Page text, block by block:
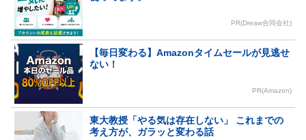
PR(Dreaw合同会社)
【毎日変わる】Amazonタイムセールが見逃せ
ない！
PR(Amazon)
東大教授「やる気は存在しない」 これまでの
考え方が、ガラッと変わる話